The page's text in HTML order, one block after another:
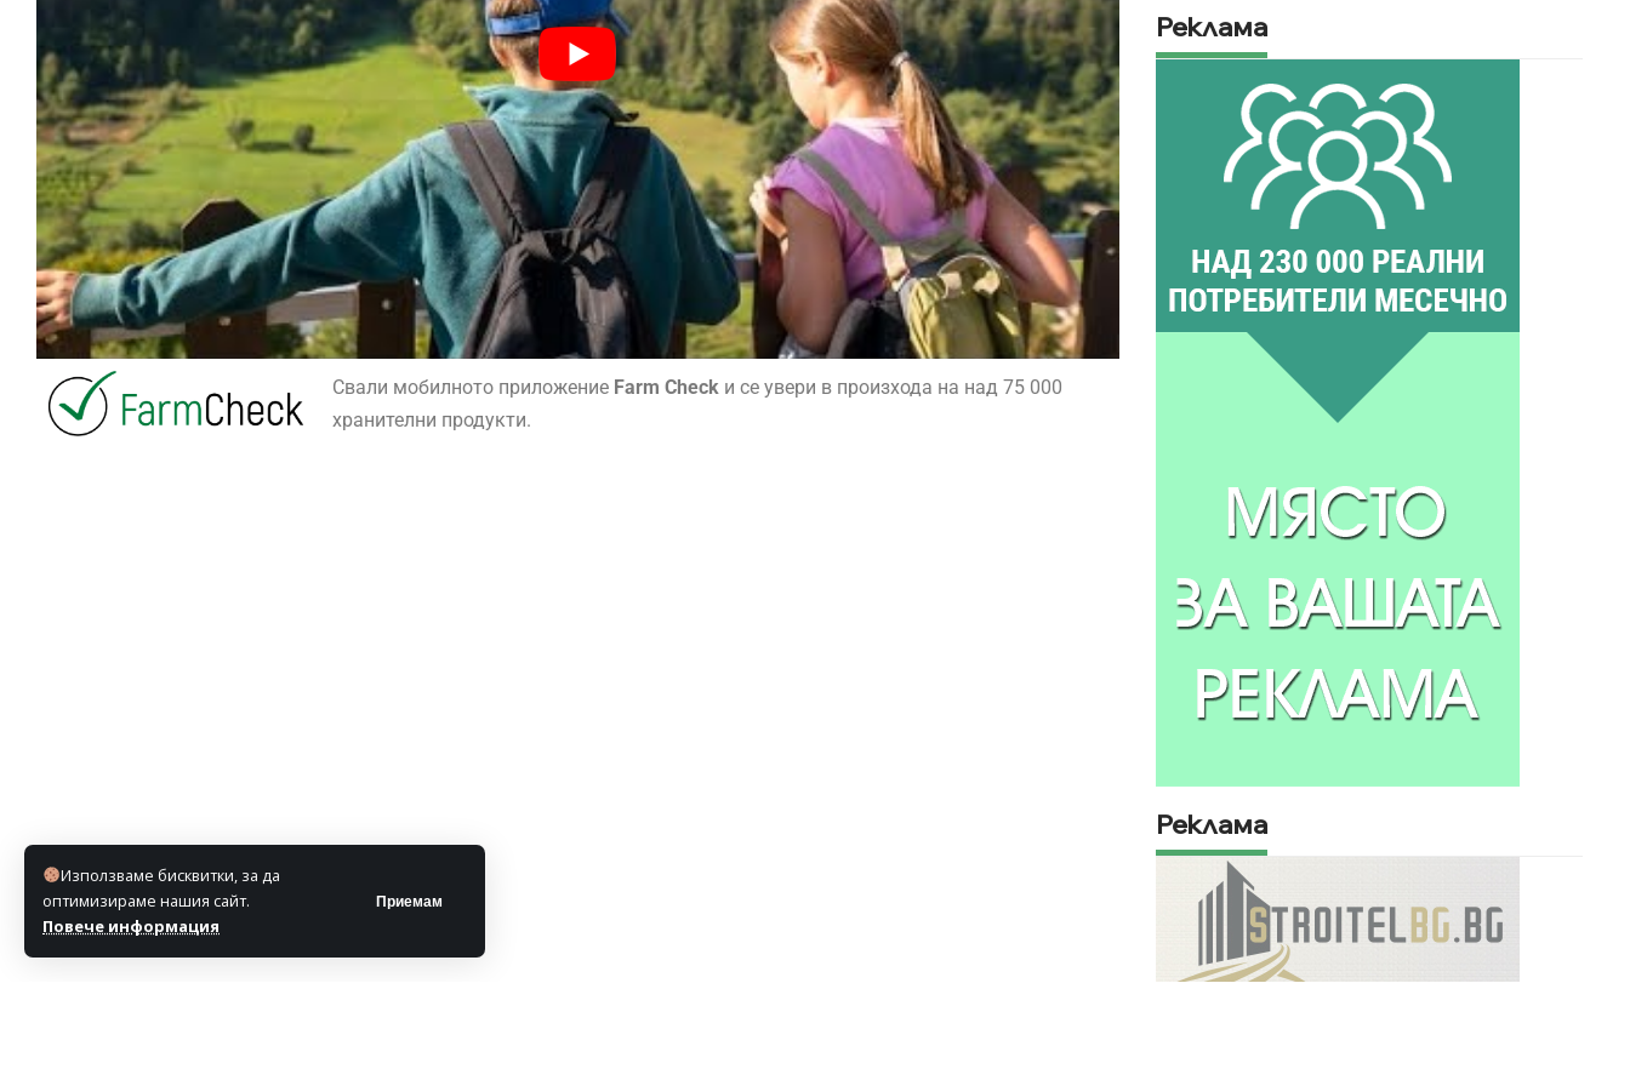
Използваме бисквитки, за да
оптимизираме нашия сайт.
Повече информация
Приемам
Свали мобилното приложение Farm Checkи се увери в произхода на над 75 000
хранителни продукти.
Реклама
Реклама